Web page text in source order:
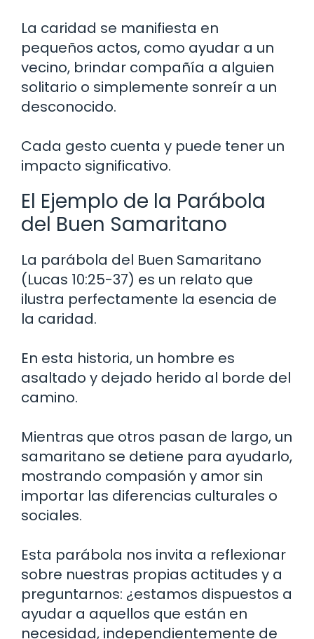
La caridad se manifiesta en
pequeños actos, como ayudar a un
vecino, brindar compañía a alguien
solitario o simplemente sonreír a un
desconocido.
Cada gesto cuenta y puede tener un
impacto significativo.
El Ejemplo de la Parábola
del Buen Samaritano
La parábola del Buen Samaritano
(Lucas 10:25-37) es un relato que
ilustra perfectamente la esencia de
la caridad.
En esta historia, un hombre es
asaltado y dejado herido al borde del
camino.
Mientras que otros pasan de largo, un
samaritano se detiene para ayudarlo,
mostrando compasión y amor sin
importar las diferencias culturales o
sociales.
Esta parábola nos invita a reflexionar
sobre nuestras propias actitudes y a
preguntarnos: ¿estamos dispuestos a
ayudar a aquellos que están en
necesidad, independientemente de